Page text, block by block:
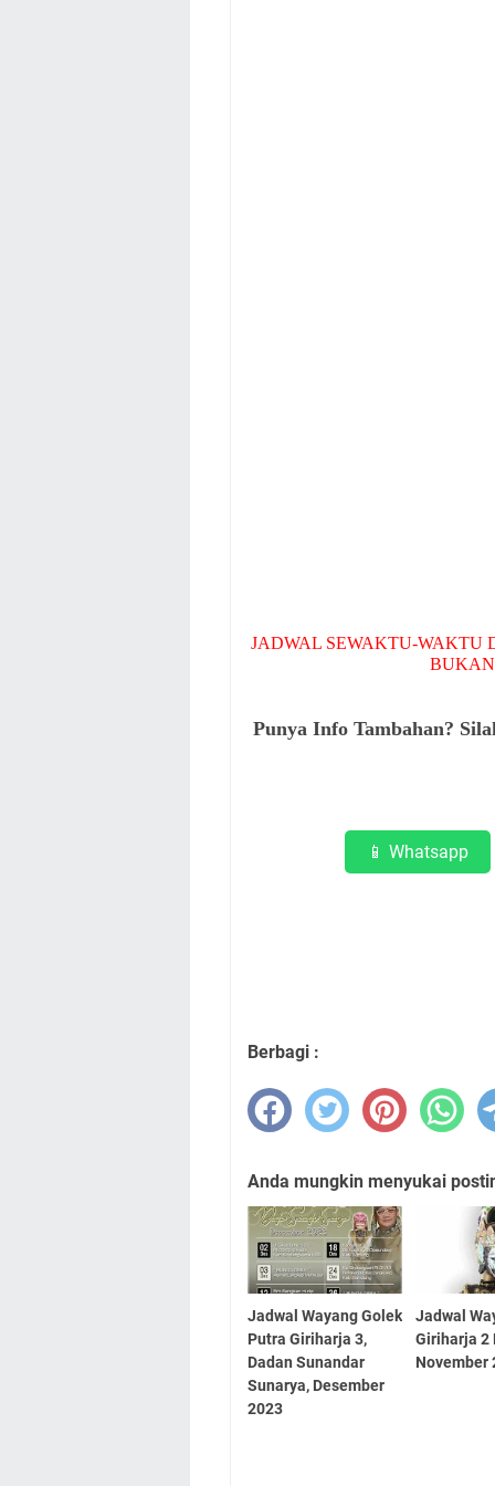
JADWAL SEWAKTU-WAKTU
Punya Info Tambahan?
📱 Whatsapp
Berbagi :
Anda mungkin menyukai
Jadwal Wayang Golek
Putra Giriharja 3,
Dadan Sunandar
Sunarya, Desember
2023
Jadwal
Giriharja 2
November